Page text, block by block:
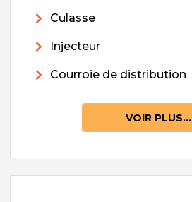
Culasse
Injecteur
Courroie de distribution
VOIR PLUS...